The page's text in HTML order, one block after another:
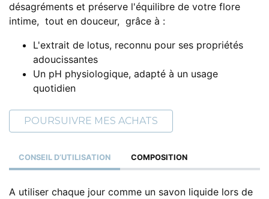
désagréments et préserve l'équilibre de votre flore
intime, tout en douceur, grâce à :
L'extrait de lotus, reconnu pour ses propriétés
adoucissantes
Un pH physiologique, adapté à un usage
quotidien
POURSUIVRE MES ACHATS
CONSEIL D’UTILISATION COMPOSITION
A utiliser chaque jour comme un savon liquide lors de